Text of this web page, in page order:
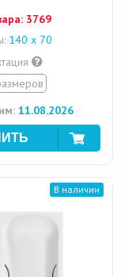
3769
140 х 70
11.08.2026
В наличии